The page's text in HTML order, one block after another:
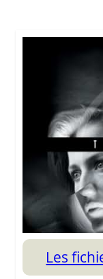
Les